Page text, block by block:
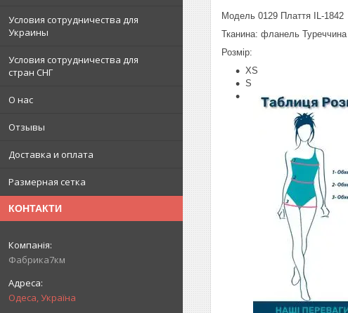
Условия сотрудничества для
Украины
Условия сотрудничества для
стран СНГ
О нас
Отзывы
Доставка и оплата
Размерная сетка
КОНТАКТИ
Фабрика7км
Одеса, Україна
Модель 0129 Плаття IL-1842
Тканина: фланель Туреччина
Розмір:
XS
S